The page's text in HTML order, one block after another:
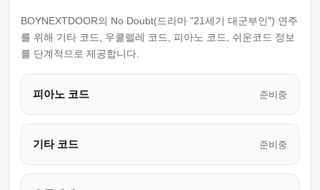
BOYNEXTDOOR의 No Doubt(드라마 "21세기 대군부인") 연주
를 위해 기타 코드, 우쿨렐레 코드, 피아노 코드, 쉬운코드 정보
를 단계적으로 제공합니다.
피아노 코드 준비중
기타 코드 준비중